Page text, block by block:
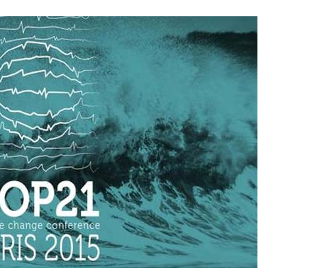
Larunbatean Plentziako Itsas
Martxa ospatuko da
SOINUGELA: Paul McCartney eta
Ringo Starr-en lan berriak
2026/07/03